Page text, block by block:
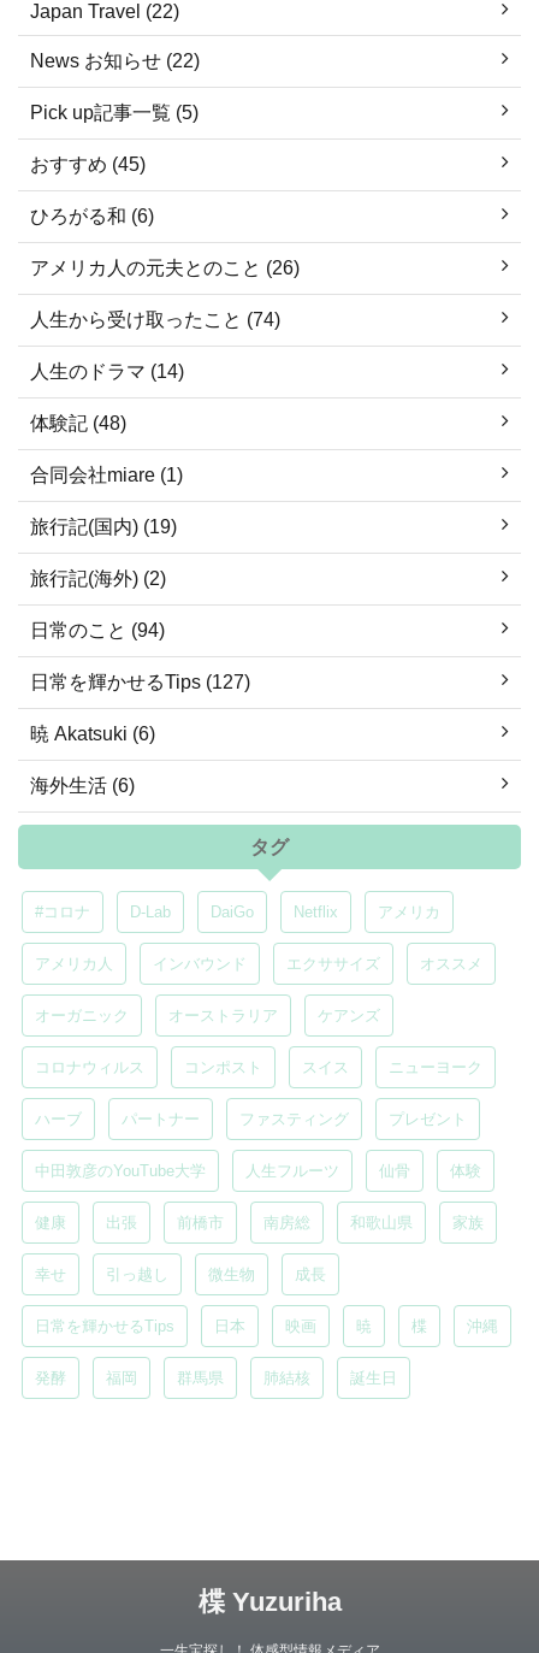
Japan Travel (22)
News お知らせ (22)
Pick up記事一覧 (5)
おすすめ (45)
ひろがる和 (6)
アメリカ人の元夫とのこと (26)
人生から受け取ったこと (74)
人生のドラマ (14)
体験記 (48)
合同会社miare (1)
旅行記(国内) (19)
旅行記(海外) (2)
日常のこと (94)
日常を輝かせるTips (127)
暁 Akatsuki (6)
海外生活 (6)
タグ
#コロナ D-Lab DaiGo Netflix アメリカ
アメリカ人 インバウンド エクササイズ オススメ
オーガニック オーストラリア ケアンズ
コロナウィルス コンポスト スイス ニューヨーク
ハーブ パートナー ファスティング プレゼント
中田敦彦のYouTube大学 人生フルーツ 仙骨 体験
健康 出張 前橋市 南房総 和歌山県 家族
幸せ 引っ越し 微生物 成長
日常を輝かせるTips 日本 映画 暁 楪 沖縄
発酵 福岡 群馬県 肺結核 誕生日
楪 Yuzuriha